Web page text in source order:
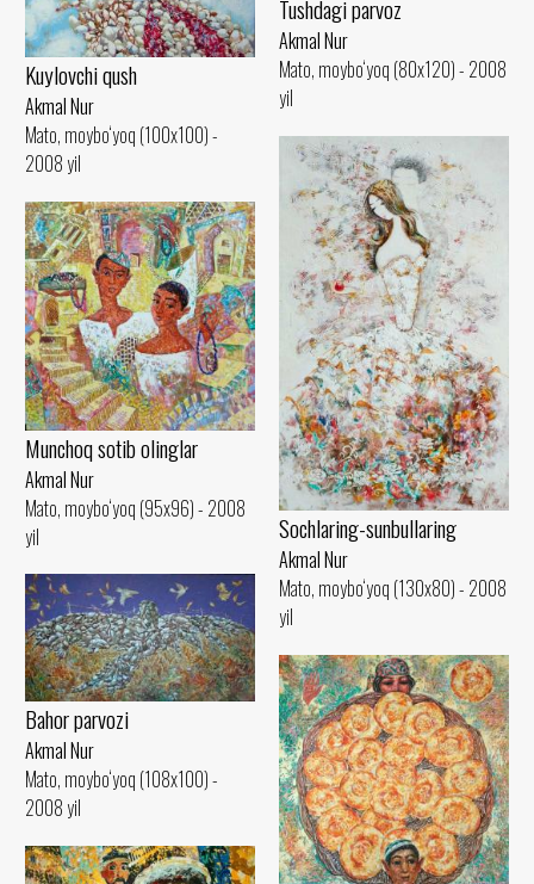
Kuylovchi qush
Akmal Nur
Mato, moybo‘yoq (100x100) -
2008 yil
Tushdagi parvoz
Akmal Nur
Mato, moybo‘yoq (80x120) - 2008
yil
Sochlaring-sunbullaring
Akmal Nur
Mato, moybo‘yoq (130x80) - 2008
yil
Munchoq sotib olinglar
Akmal Nur
Mato, moybo‘yoq (95x96) - 2008
yil
Bahor parvozi
Akmal Nur
Mato, moybo‘yoq (108x100) -
2008 yil